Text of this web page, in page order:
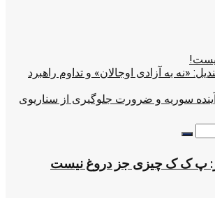
«نه به آزادی اوجالان» و تداوم راهبرد
سوریه و ضرورت جلوگیری از سناریوی
پ ک ک چیزی جز دروغ نیست